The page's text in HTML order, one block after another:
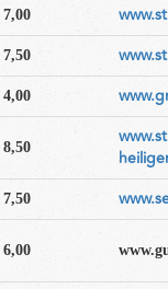
7,00
7,50
4,00
8,50
7,50
6,00